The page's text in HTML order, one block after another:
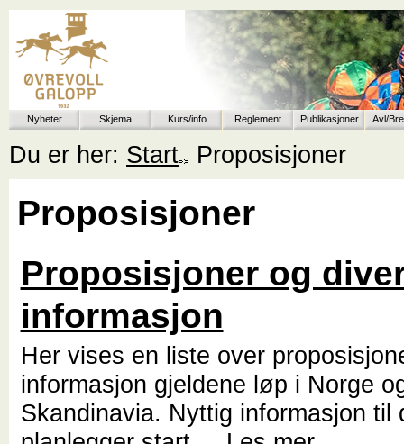
Nyheter Skjema Kurs/info Reglement Publikasjoner Avl/
Du er her: Start Proposisjoner
Proposisjoner
Proposisjoner og
informasjon
Her vises en liste over
informasjon gjeldene løp i Norge
Skandinavia. Nyttig informasjon til